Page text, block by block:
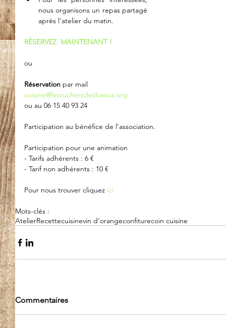
nous organisons un repas partagé
après l'atelier du matin.
RÉSERVEZ  MAINTENANT !
ou
Réservation par mail
cuisine@lesruchersdesbaous.org
ou au 06 15 40 93 24
Participation au bénéfice de l’association.
Participation pour une animation
- Tarifs adhérents : 6 €
- Tarif non adhérents : 10 €
Pour nous trouver cliquez ici
Mots-clés :
AtelierRecettecuisinevin d'orangeconfiturecoin cuisine
Commentaires